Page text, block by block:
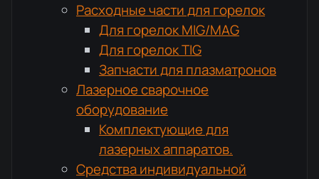
Расходные части для горелок
Для горелок MIG/MAG
Для горелок TIG
Запчасти для плазматронов
Лазерное сварочное
оборудование
Комплектующие для
лазерных аппаратов.
Средства индивидуальной